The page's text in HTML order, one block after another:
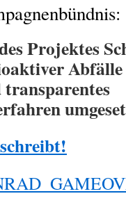
Projektes
Abfälle
transparentes